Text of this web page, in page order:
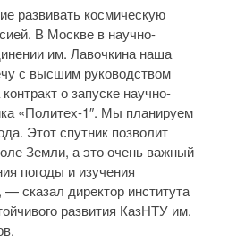
развивать космическую
В Москве в научно-
им. Лавочкина наша
с высшим руководством
о запуске научно-
«Политех-1″. Мы планируем
Этот спутник позволит
Земли, а это очень важный
погоды и изучения
сказал директор института
развития КазНТУ им.